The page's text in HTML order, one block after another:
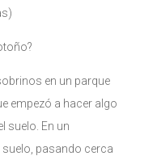
en un parque
empezó a hacer algo
suelo. En un
pasando cerca